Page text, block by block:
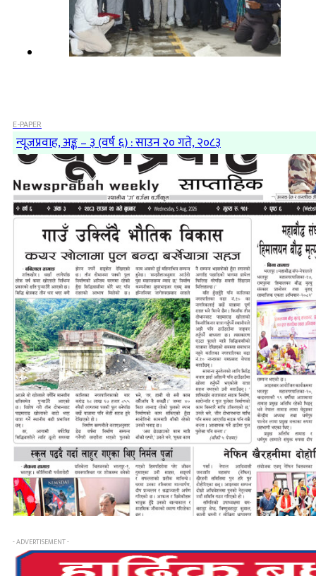
E-PAPER
न्यूजप्रवाह, अङ्क – ३ (वर्ष ६) : साउन २० गते, २०८३
- ADVERTISEMENT -